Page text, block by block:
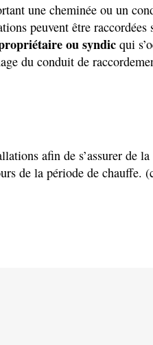
une cheminée ou un
peuvent être
ou syndic qui
du conduit de
afin de s’assurer de
de la période de chauffe.